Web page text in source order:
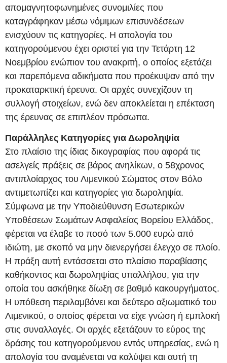
απομαγνητοφωνημένες συνομιλίες που
καταγράφηκαν μέσω νόμιμων επισυνδέσεων
ενισχύουν τις κατηγορίες. Η απολογία του
κατηγορούμενου έχει οριστεί για την Τετάρτη 12
Νοεμβρίου ενώπιον του ανακριτή, ο οποίος εξετάζει
και παρεπόμενα αδικήματα που προέκυψαν από την
προκαταρκτική έρευνα. Οι αρχές συνεχίζουν τη
συλλογή στοιχείων, ενώ δεν αποκλείεται η επέκταση
της έρευνας σε επιπλέον πρόσωπα.
Παράλληλες Κατηγορίες για Δωροληψία
Στο πλαίσιο της ίδιας δικογραφίας που αφορά τις
ασελγείς πράξεις σε βάρος ανηλίκων, ο 58χρονος
αντιπλοίαρχος του Λιμενικού Σώματος στον Βόλο
αντιμετωπίζει και κατηγορίες για δωροληψία.
Σύμφωνα με την Υποδιεύθυνση Εσωτερικών
Υποθέσεων Σωμάτων Ασφαλείας Βορείου Ελλάδος,
φέρεται να έλαβε το ποσό των 5.000 ευρώ από
ιδιώτη, με σκοπό να μην διενεργήσει έλεγχο σε πλοίο.
Η πράξη αυτή εντάσσεται στο πλαίσιο παραβίασης
καθήκοντος και δωροληψίας υπαλλήλου, για την
οποία του ασκήθηκε δίωξη σε βαθμό κακουργήματος.
Η υπόθεση περιλαμβάνει και δεύτερο αξιωματικό του
Λιμενικού, ο οποίος φέρεται να είχε γνώση ή εμπλοκή
στις συναλλαγές. Οι αρχές εξετάζουν το εύρος της
δράσης του κατηγορούμενου εντός υπηρεσίας, ενώ η
απολογία του αναμένεται να καλύψει και αυτή τη